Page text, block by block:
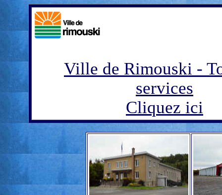
Ville de Rimouski -
services
Cliquez ici